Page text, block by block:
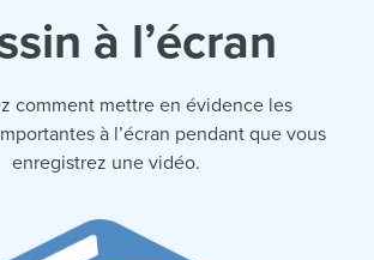
à l’écran
comment mettre en évidence les
à l’écran pendant que vous
enregistrez une vidéo.